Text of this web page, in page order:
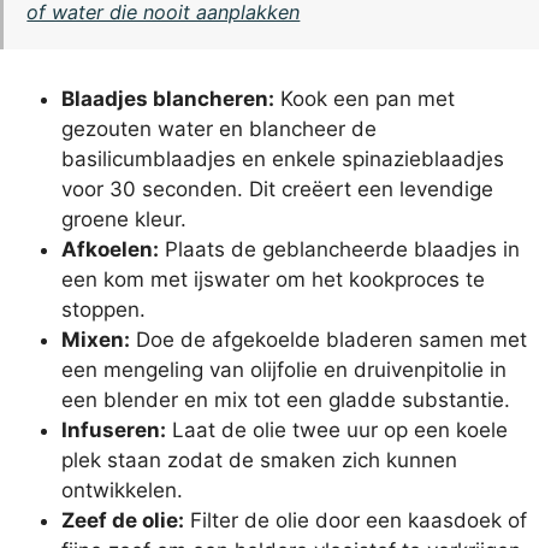
of water die nooit aanplakken
Blaadjes blancheren: Kook een pan met
gezouten water en blancheer de
basilicumblaadjes en enkele spinazieblaadjes
voor 30 seconden. Dit creëert een levendige
groene kleur.
Afkoelen: Plaats de geblancheerde blaadjes in
een kom met ijswater om het kookproces te
stoppen.
Mixen: Doe de afgekoelde bladeren samen met
een mengeling van olijfolie en druivenpitolie in
een blender en mix tot een gladde substantie.
Infuseren: Laat de olie twee uur op een koele
plek staan zodat de smaken zich kunnen
ontwikkelen.
Zeef de olie: Filter de olie door een kaasdoek of